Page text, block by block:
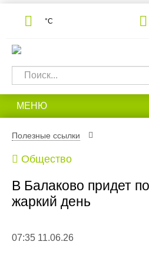
°С
МЕНЮ
Полезные ссылки
Общество
В Балаково придет
жаркий день
07:35 11.06.26